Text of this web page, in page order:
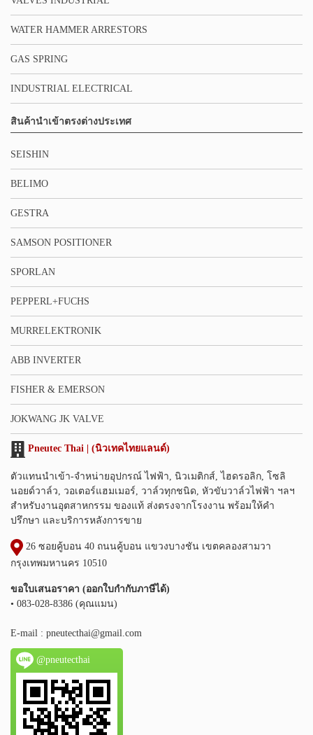
WATER HAMMER ARRESTORS
GAS SPRING
INDUSTRIAL ELECTRICAL
สินค้านำเข้าตรงต่างประเทศ
SEISHIN
BELIMO
GESTRA
SAMSON POSITIONER
SPORLAN
PEPPERL+FUCHS
MURRELEKTRONIK
ABB INVERTER
FISHER & EMERSON
JOKWANG JK VALVE
Pneutec Thai | (นิวเทคไทยแลนด์)
ตัวแทนนำเข้า-จำหน่ายอุปกรณ์ ไฟฟ้า, นิวเมติกส์, ไฮดรอลิก, โซลิ
นอยด์วาล์ว, วอเตอร์แฮมเมอร์, วาล์วทุกชนิด, หัวขับวาล์วไฟฟ้า ฯลฯ
สำหรับงานอุตสาหกรรม ของแท้ ส่งตรงจากโรงงาน พร้อมให้คำ
ปรึกษา และบริการหลังการขาย
26 ซอยคู้บอน 40 ถนนคู้บอน แขวงบางชัน เขตคลองสามวา
กรุงเทพมหานคร 10510
ขอใบเสนอราคา (ออกใบกำกับภาษีได้)
• 083-028-8386 (คุณแมน)
E-mail : pneutecthai@gmail.com
@pneutecthai